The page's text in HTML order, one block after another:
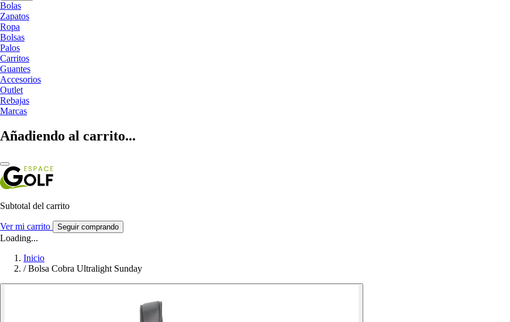
Bolas
Zapatos
Ropa
Bolsas
Palos
Carritos
Guantes
Accesorios
Outlet
Rebajas
Marcas
Añadiendo al carrito...
Subtotal del carrito
Ver mi carrito Seguir comprando
Loading...
Inicio
/ Bolsa Cobra Ultralight Sunday